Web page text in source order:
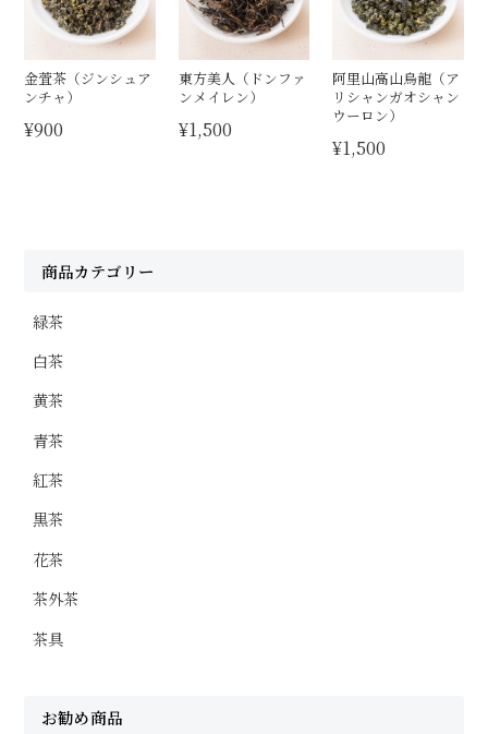
金萓茶（ジンシュア
ンチャ）
¥900
東方美人（ドンファ
ンメイレン）
¥1,500
阿里山高山烏龍（ア
リシャンガオシャン
ウーロン）
¥1,500
商品カテゴリー
緑茶
白茶
黄茶
青茶
紅茶
黒茶
花茶
茶外茶
茶具
お勧め商品